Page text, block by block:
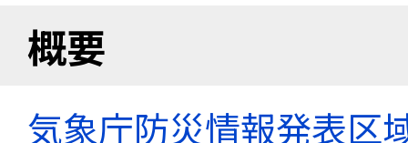
概要
気象庁防災情報発表区